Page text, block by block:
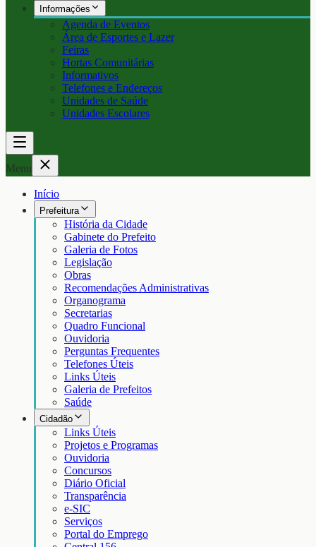
Informações
Agenda de Eventos
Área de Esportes e Lazer
Feiras
Hortas Comunitárias
Informativos
Telefones e Endereços
Unidades de Saúde
Unidades Escolares
Menu
Início
Prefeitura
História da Cidade
Gabinete do Prefeito
Galeria de Fotos
Legislação
Obras
Recomendações Administrativas
Organograma
Secretarias
Quadro Funcional
Ouvidoria
Perguntas Frequentes
Telefones Úteis
Links Úteis
Galeria de Prefeitos
Saúde
Cidadão
Links Úteis
Projetos e Programas
Ouvidoria
Concursos
Diário Oficial
Transparência
e-SIC
Serviços
Portal do Emprego